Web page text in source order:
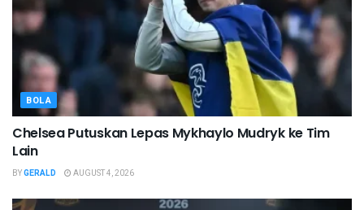
BOLA
Chelsea Putuskan Lepas Mykhaylo Mudryk ke Tim
Lain
BYGERALD AUGUST 4, 2026